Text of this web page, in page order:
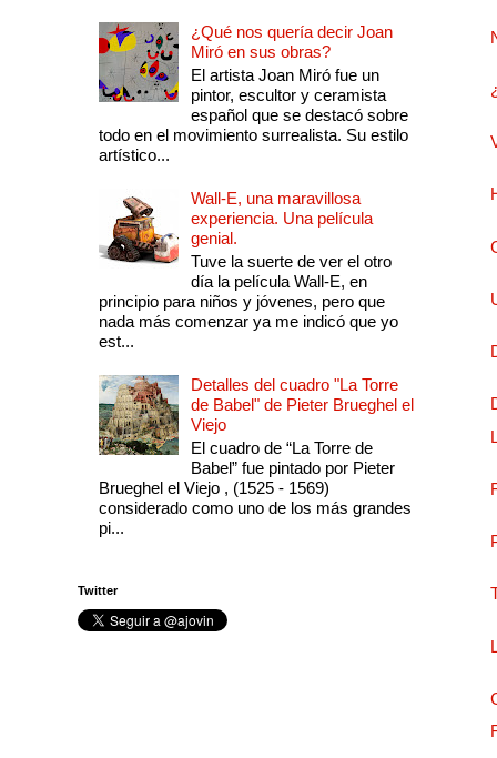
¿Qué nos quería decir Joan
Miró en sus obras?
El artista Joan Miró fue un
pintor, escultor y ceramista
español que se destacó sobre
todo en el movimiento surrealista. Su estilo
artístico...
Wall-E, una maravillosa
experiencia. Una película
genial.
Tuve la suerte de ver el otro
día la película Wall-E, en
principio para niños y jóvenes, pero que
nada más comenzar ya me indicó que yo
est...
Detalles del cuadro "La Torre
de Babel" de Pieter Brueghel el
Viejo
El cuadro de “La Torre de
Babel” fue pintado por Pieter
Brueghel el Viejo , (1525 - 1569)
considerado como uno de los más grandes
pi...
Twitter